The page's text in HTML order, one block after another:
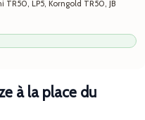
TR50, LP5, Korngold TR50, JB
à la place du